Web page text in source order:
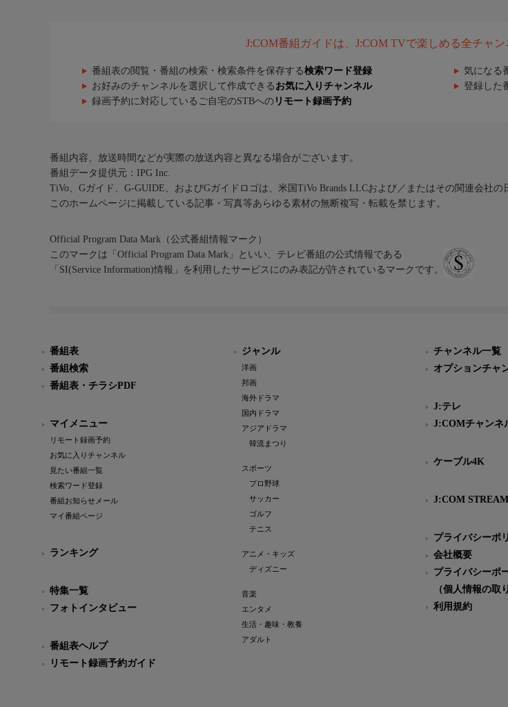
J:COM番組ガイドは、J:COM TVで楽しめる全チャ
番組表の閲覧・番組の検索・検索条件を保存する検索ワード登録 気になる
お好みのチャンネルを選択して作成できる お気に入りチャンネル 登録した
録画予約に対応しているご自宅のSTBへの リモート録画予約
番組内容、放送時間などが実際の放送内容と異なる場合がございます。
番組データ提供元：IPG Inc.
TiVo、Gガイド、G-GUIDE、およびGガイドロゴは、米国TiVo Brands LLCおよび／またはその関連会社の
このホームページに掲載している記事・写真等あらゆる素材の無断複写・転載を禁じます。
Official Program Data Mark（公式番組情報マーク）
このマークは「Official Program Data Mark」といい、テレビ番組の公式情報である
「SI(Service Information)情報」を利用したサービスにのみ表記が許されているマークです。
番組表
番組検索
番組表・チラシPDF
マイメニュー
リモート録画予約
お気に入りチャンネル
見たい番組一覧
検索ワード登録
番組お知らせメール
マイ番組ページ
ランキング
特集一覧
フォトインタビュー
番組表ヘルプ
リモート録画予約ガイド
ジャンル
洋画
邦画
海外ドラマ
国内ドラマ
アジアドラマ
韓流まつり
スポーツ
プロ野球
サッカー
ゴルフ
テニス
アニメ・キッズ
ディズニー
音楽
エンタメ
生活・趣味・教養
アダルト
チャンネル一覧
オプションチャ
J:テレ
J:COMチャンネ
ケーブル4K
J:COM STREAM
プライバシーポ
会社概要
プライバシーポ
（個人情報の取
利用規約